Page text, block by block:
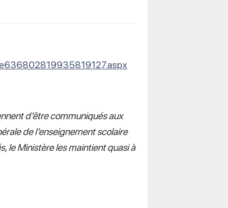
d’être communiqués aux
de l’enseignement scolaire
le Ministère les maintient quasi à